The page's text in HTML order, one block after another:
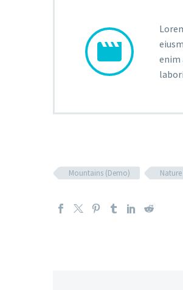


enim
Mountains (Demo)